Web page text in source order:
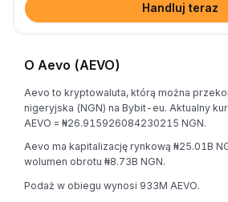
Handluj teraz
O Aevo (AEVO)
Aevo to kryptowaluta, którą można
nigeryjska (NGN) na Bybit-eu. Aktualny
AEVO = ₦26.915926084230215 NGN.
Aevo ma kapitalizację rynkową ₦25.01B
wolumen obrotu ₦8.73B NGN.
Podaż w obiegu wynosi 933M AEVO.